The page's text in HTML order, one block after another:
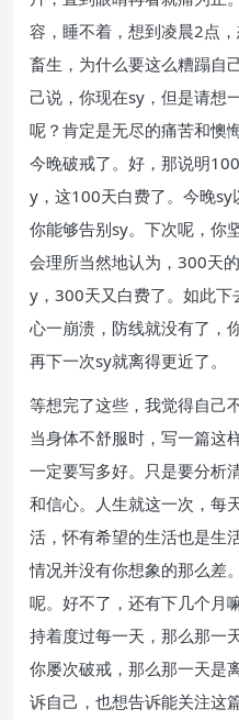
容，睡不着，想到凌晨2点
畜生，为什么要这么糟蹋自
己说，你现在sy，但是请想
呢？肯定是无尽的痛苦和懊
今晚破戒了。好，那说明
y，这100天白费了。今晚
你能够告别sy。下次呢，你
会理所当然地认为，300天
y，300天又白费了。如此
心一崩溃，防线就没有了，
再下一次sy就离得更近了。
等想完了这些，我觉得自己
当身体不舒服时，写一篇这
一定要写多好。只是要分析
和信心。人生就这一次，每
活，怀有希望的生活也是生
情况并没有你想象的那么差
呢。好不了，还有下几个月
持着度过每一天，那么那一
你屡次破戒，那么那一天是
诉自己，也想告诉能关注这